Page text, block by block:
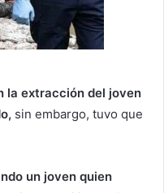
la extracción del joven
sin embargo, tuvo que
un joven quien